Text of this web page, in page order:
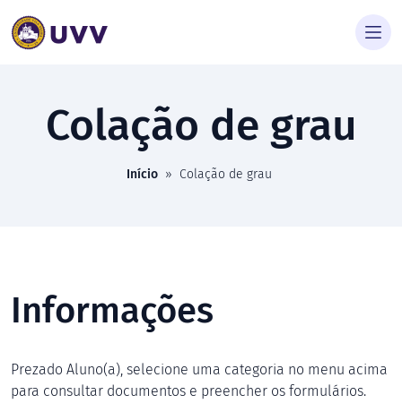
Colação de grau
Início » Colação de grau
Informações
Prezado Aluno(a), selecione uma categoria no menu acima
para consultar documentos e preencher os formulários.